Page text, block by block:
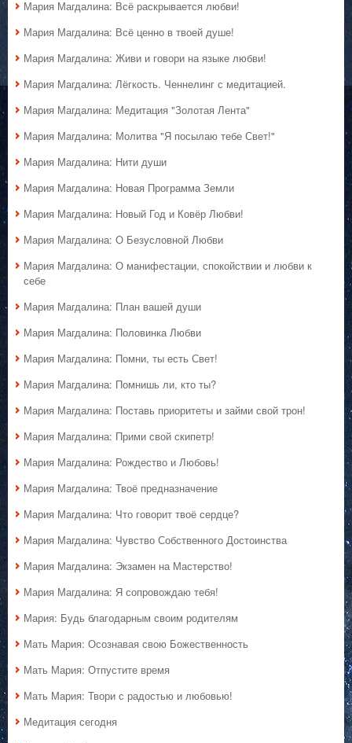
Мария Магдалина: Всё раскрывается любви!
Мария Магдалина: Всё ценно в твоей душе!
Мария Магдалина: Живи и говори на языке любви!
Мария Магдалина: Лёгкость. Ченнелинг с медитацией.
Мария Магдалина: Медитация "Золотая Лента"
Мария Магдалина: Молитва "Я посылаю тебе Свет!"
Мария Магдалина: Нити души
Мария Магдалина: Новая Программа Земли
Мария Магдалина: Новый Год и Ковёр Любви!
Мария Магдалина: О Безусловной Любви
Мария Магдалина: О манифестации, спокойствии и любви к
себе
Мария Магдалина: План вашей души
Мария Магдалина: Половинка Любви
Мария Магдалина: Помни, ты есть Свет!
Мария Магдалина: Помнишь ли, кто ты?
Мария Магдалина: Поставь приоритеты и займи свой трон!
Мария Магдалина: Прими свой скипетр!
Мария Магдалина: Рождество и Любовь!
Мария Магдалина: Твоё предназначение
Мария Магдалина: Что говорит твоё сердце?
Мария Магдалина: Чувство Собственного Достоинства
Мария Магдалина: Экзамен на Мастерство!
Мария Магдалина: Я сопровождаю тебя!
Мария: Будь благодарным своим родителям
Мать Мария: Осознавая свою Божественность
Мать Мария: Отпустите время
Мать Мария: Твори с радостью и любовью!
Медитация сегодня